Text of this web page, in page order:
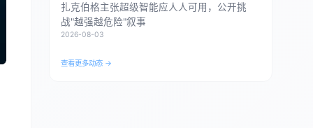
扎克伯格主张超级智能应人人可用，公开挑
战"越强越危险"叙事
2026-08-03
查看更多动态 →